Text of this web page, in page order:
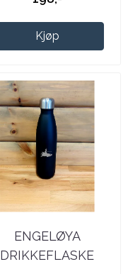
Kjøp
ENGELØYA
DRIKKEFLASKE